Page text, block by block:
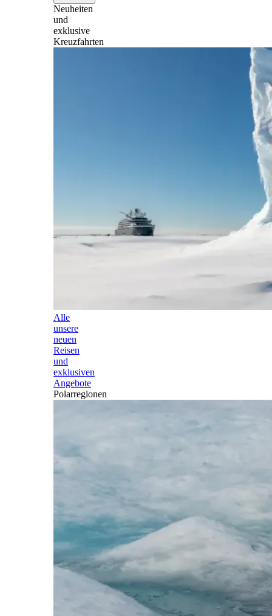
Neuheiten
und
exklusive
Kreuzfahrten
Alle
unsere
neuen
Reisen
und
exklusiven
Angebote
Polarregionen